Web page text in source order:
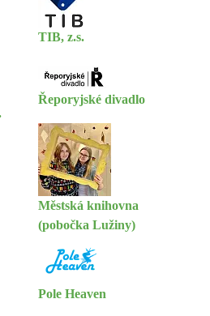
TIB, z.s.
Řeporyjské divadlo
Městská knihovna
(pobočka Lužiny)
Pole Heaven